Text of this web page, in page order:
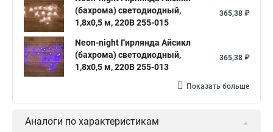
(бахрома) светодиодный,
1,8х0,5 м, 220В 255-015
365,38 ₽
Neon-night Гирлянда Айсикл
(бахрома) светодиодный,
1,8х0,5 м, 220В 255-013
365,38 ₽
Показать больше
Аналоги по характеристикам